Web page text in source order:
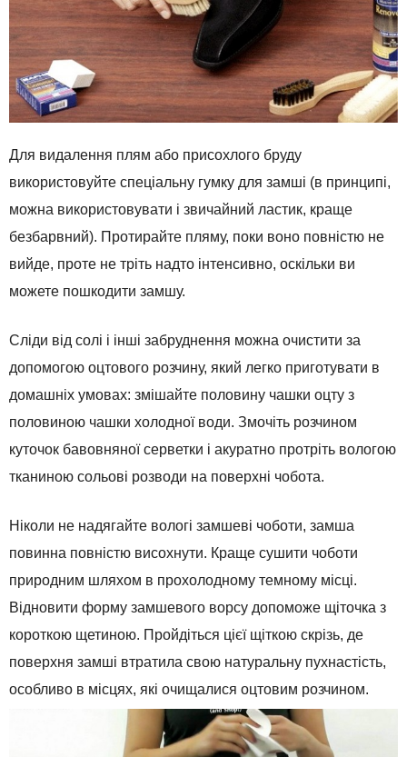
Для видалення плям або присохлого бруду
використовуйте спеціальну гумку для замші (в принципі,
можна використовувати і звичайний ластик, краще
безбарвний). Протирайте пляму, поки воно повністю не
вийде, проте не тріть надто інтенсивно, оскільки ви
можете пошкодити замшу.
Сліди від солі і інші забруднення можна очистити за
допомогою оцтового розчину, який легко приготувати в
домашніх умовах: змішайте половину чашки оцту з
половиною чашки холодної води. Змочіть розчином
куточок бавовняної серветки і акуратно протріть вологою
тканиною сольові розводи на поверхні чобота.
Ніколи не надягайте вологі замшеві чоботи, замша
повинна повністю висохнути. Краще сушити чоботи
природним шляхом в прохолодному темному місці.
Відновити форму замшевого ворсу допоможе щіточка з
короткою щетиною. Пройдіться цієї щіткою скрізь, де
поверхня замші втратила свою натуральну пухнастість,
особливо в місцях, які очищалися оцтовим розчином.